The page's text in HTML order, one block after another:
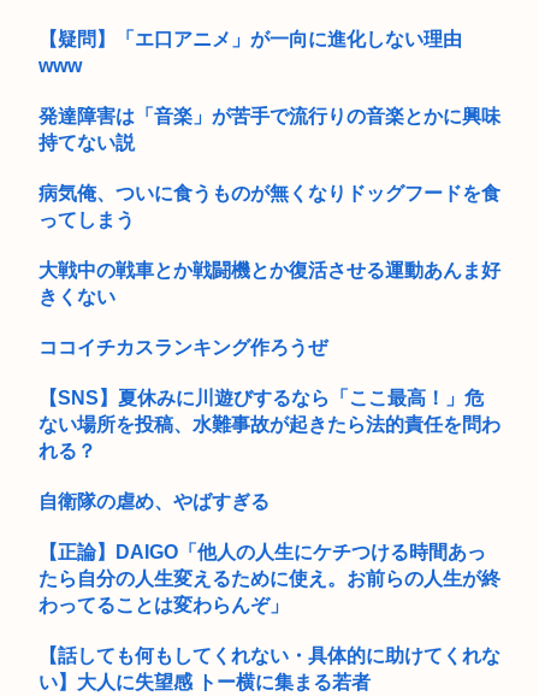
【疑問】「エ口アニメ」が一向に進化しない理由
www
発達障害は「音楽」が苦手で流行りの音楽とかに興味
持てない説
病気俺、ついに食うものが無くなりドッグフードを食
ってしまう
大戦中の戦車とか戦闘機とか復活させる運動あんま好
きくない
ココイチカスランキング作ろうぜ
【SNS】夏休みに川遊びするなら「ここ最高！」危
ない場所を投稿、水難事故が起きたら法的責任を問わ
れる？
自衛隊の虐め、やばすぎる
【正論】DAIGO「他人の人生にケチつける時間あっ
たら自分の人生変えるために使え。お前らの人生が終
わってることは変わらんぞ」
【話しても何もしてくれない・具体的に助けてくれな
い】大人に失望感 トー横に集まる若者